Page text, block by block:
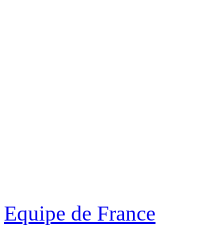
Equipe de France